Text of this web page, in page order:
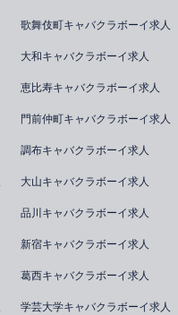
歌舞伎町キャバクラボーイ求人
大和キャバクラボーイ求人
恵比寿キャバクラボーイ求人
門前仲町キャバクラボーイ求人
調布キャバクラボーイ求人
大山キャバクラボーイ求人
品川キャバクラボーイ求人
新宿キャバクラボーイ求人
葛西キャバクラボーイ求人
学芸大学キャバクラボーイ求人